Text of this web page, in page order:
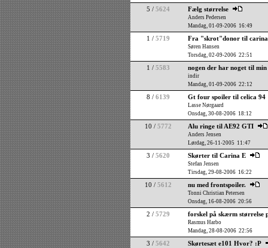
5 / 5624 Fælg størrelse
Anders Pedersen
Mandag, 01-09-2006 16:49
1 / 5719 Fra "skrot"donor til
Søren Hansen
Torsdag, 02-09-2006 22:51
1 / 5583 nogen der har noget til min
indir
Mandag, 01-09-2006 22:12
8 / 6139 Gt four spoiler til celica 94
Lasse Nørgaard
Onsdag, 30-08-2006 18:12
10 / 5772 Alu ringe til AE92 GTI
Anders Jensen
Lørdag, 26-11-2005 11:47
3 / 5620 Skørter til Carina E
Stefan Jensen
Tirsdag, 29-08-2006 16:22
10 / 5612 nu med frontspoiler.
Tonni Christian Petersen
Onsdag, 16-08-2006 20:56
2 / 5729 forskel på skærm størrelse
Rasmus Harbo
Mandag, 28-08-2006 22:56
3 / 5642 Skørtesæt e101 Hvor? :P